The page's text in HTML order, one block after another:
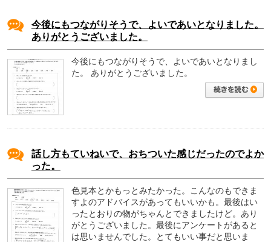
今後にもつながりそうで、よいであいとなりました。
ありがとうございました。
今後にもつながりそうで、よいであいとなりまし
た。
ありがとうございました。
話し方もていねいで、おちついた感じだったのでよか
った。
色見本とかもっとみたかった。こんなのもできま
すよのアドバイスがあってもいいかも。最後はい
ったとおりの物がちゃんとできましたけど。あり
がとうございました。最後にアンケートがあると
は思いませんでした。とてもいい事だと思いま